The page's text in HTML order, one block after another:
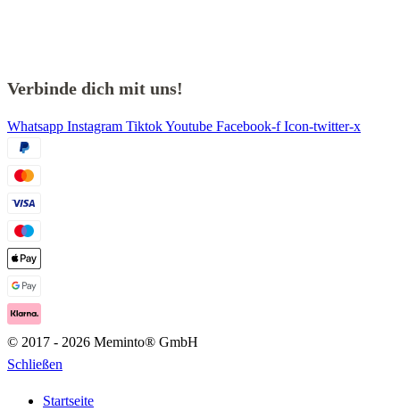
Verbinde dich mit uns!
Whatsapp Instagram TiktokYoutube Facebook-f Icon-twitter-x
© 2017 - 2026 Meminto® GmbH
Schließen
Startseite